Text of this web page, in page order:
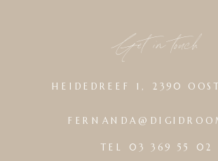
TEL 03 369 55 02
HEIDEDREEF 1, 2390
Get in touch